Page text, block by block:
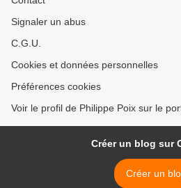
Signaler un abus
C.G.U.
Cookies et données personnelles
Préférences cookies
Voir le profil de Philippe Poix sur le
Créer un blog sur
Créer un